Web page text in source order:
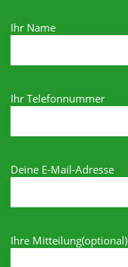
Ihr Name
Ihr Telefonnummer
Deine E-Mail-Adresse
Ihre Mitteilung(optional)